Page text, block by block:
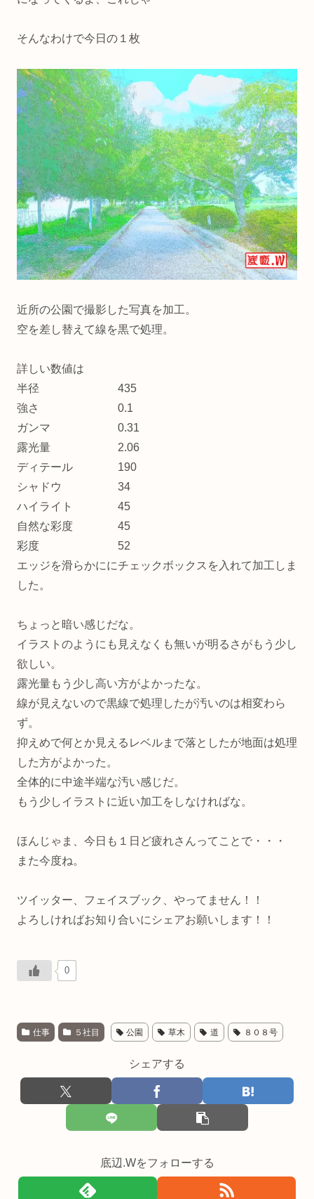
そんなわけで今日の１枚
近所の公園で撮影した写真を加工。
空を差し替えて線を黒で処理。
詳しい数値は
半径 435
強さ 0.1
ガンマ 0.31
露光量 2.06
ディテール 190
シャドウ 34
ハイライト 45
自然な彩度 45
彩度 52
エッジを滑らかににチェックボックスを入れて加工しま
した。
ちょっと暗い感じだな。
イラストのようにも見えなくも無いが明るさがもう少し
欲しい。
露光量もう少し高い方がよかったな。
線が見えないので黒線で処理したが汚いのは相変わら
ず。
抑えめで何とか見えるレベルまで落としたが地面は処理
した方がよかった。
全体的に中途半端な汚い感じだ。
もう少しイラストに近い加工をしなければな。
ほんじゃま、今日も１日ど疲れさんってことで・・・
また今度ね。
ツイッター、フェイスブック、やってません！！
よろしければお知り合いにシェアお願いします！！
0
仕事 ５社目 公園 草木 道 ８０８号
シェアする
底辺.Wをフォローする